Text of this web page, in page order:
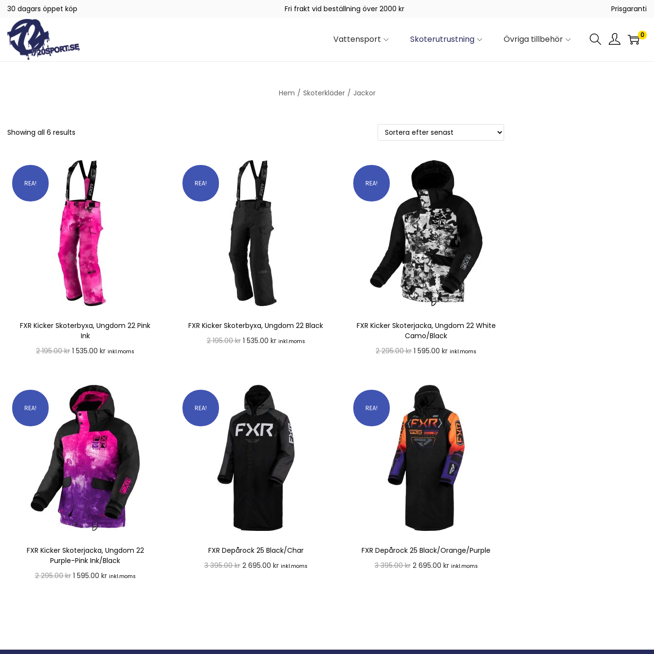
30 dagars öppet köp Fri frakt vid beställning över 2000 kr Prisgaranti
Vattensport Skoterutrustning Övriga tillbehör 0
Hem / Skoterkläder / Jackor
Showing all 6 results
REA!
FXR Kicker Skoterbyxa, Ungdom 22 Pink
Ink
2 195.00kr 1 535.00kr inkl.moms
REA!
FXR Kicker Skoterbyxa, Ungdom 22 Black
2 195.00kr 1 535.00 kr inkl.moms
REA!
FXR Kicker Skoterjacka, Ungdom 22 White
Camo/Black
2 295.00kr 1 595.00kr inkl.moms
REA!
FXR Kicker Skoterjacka, Ungdom 22
Purple-Pink Ink/Black
2 295.00kr 1 595.00 kr inkl.moms
REA!
FXR Depårock 25 Black/Char
3 395.00kr 2 695.00 kr inkl.moms
REA!
FXR Depårock 25 Black/Orange/Purple
3 395.00kr 2 695.00 kr inkl.moms